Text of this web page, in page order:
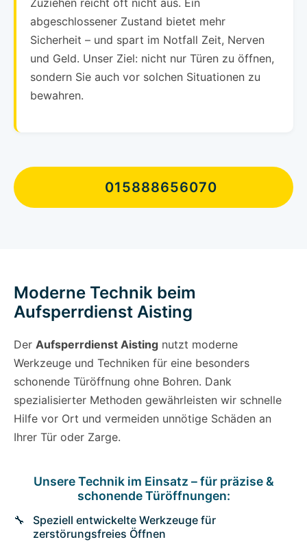
Zuziehen reicht oft nicht aus. Ein
abgeschlossener Zustand bietet mehr
Sicherheit – und spart im Notfall Zeit, Nerven
und Geld. Unser Ziel: nicht nur Türen zu öffnen,
sondern Sie auch vor solchen Situationen zu
bewahren.
015888656070
Moderne Technik beim
Aufsperrdienst Aisting
Der Aufsperrdienst Aisting nutzt moderne
Werkzeuge und Techniken für eine besonders
schonende Türöffnung ohne Bohren. Dank
spezialisierter Methoden gewährleisten wir schnelle
Hilfe vor Ort und vermeiden unnötige Schäden an
Ihrer Tür oder Zarge.
Unsere Technik im Einsatz – für präzise &
schonende Türöffnungen:
Speziell entwickelte Werkzeuge für
zerstörungsfreies Öffnen